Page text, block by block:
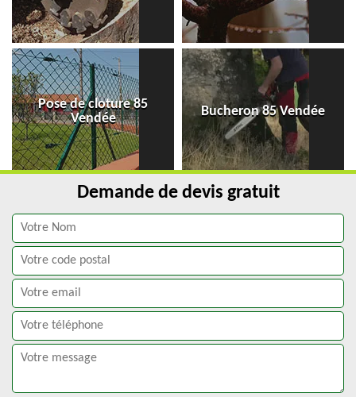
Pose de cloture 85
Vendée
Bucheron 85 Vendée
Demande de devis gratuit